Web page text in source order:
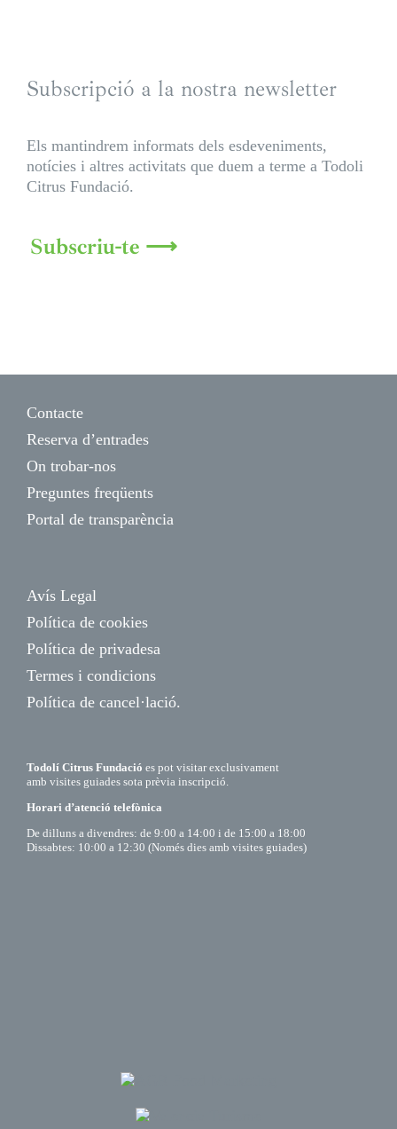
Subscripció a la nostra newsletter
Els mantindrem informats dels esdeveniments,
notícies i altres activitats que duem a terme a Todoli
Citrus Fundació.
Subscriu-te ⟶
Contacte
Reserva d’entrades
On trobar-nos
Preguntes freqüents
Portal de transparència
Avís Legal
Política de cookies
Política de privadesa
Termes i condicions
Política de cancel·lació.
Todolí Citrus Fundació es pot visitar exclusivament
amb visites guiades sota prèvia inscripció.
Horari d’atenció telefònica
De dilluns a divendres: de 9:00 a 14:00 i de 15:00 a 18:00
Dissabtes: 10:00 a 12:30 (Només dies amb visites guiades)